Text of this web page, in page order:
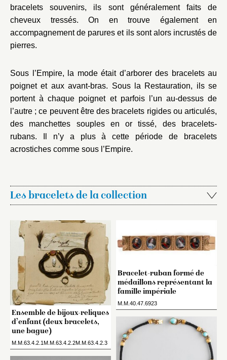
bracelets souvenirs, ils sont généralement faits de
cheveux tressés. On en trouve également en
accompagnement de parures et ils sont alors incrustés de
pierres.
Sous l’Empire, la mode était d’arborer des bracelets au
poignet et aux avant-bras. Sous la Restauration, ils se
portent à chaque poignet et parfois l’un au-dessus de
l’autre ; ce peuvent être des bracelets rigides ou articulés,
des manchettes souples en or tissé, des bracelets-
rubans. Il n’y a plus à cette période de bracelets
acrostiches comme sous l’Empire.
Les bracelets de la collection
Ensemble de bijoux-reliques
d’enfant (deux bracelets,
une bague)
M.M.63.4.2.1M.M.63.4.2.2M.M.63.4.2.3
Bracelet-ruban formé de
médaillons représentant la
famille impériale
M.M.40.47.6923